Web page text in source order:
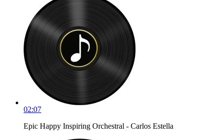
02:07
Epic Happy Inspiring Orchestral - Carlos Estella